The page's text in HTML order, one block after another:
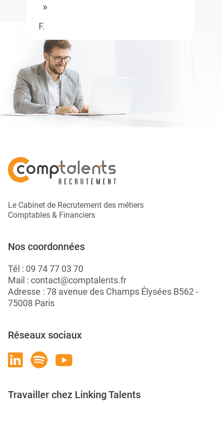
F.
Le Cabinet de Recrutement des métiers
Comptables & Financiers
Nos coordonnées
Tél : 09 74 77 03 70
Mail : contact@comptalents.fr
Adresse : 78 avenue des Champs Élysées B562 -
75008 Paris
Réseaux sociaux
Travailler chez Linking Talents